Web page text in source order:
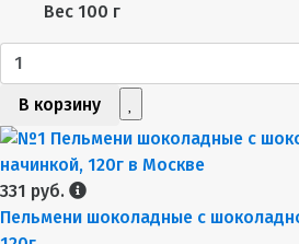
Вес 100 г
В корзину
331 руб.
Пельмени шоколадные с